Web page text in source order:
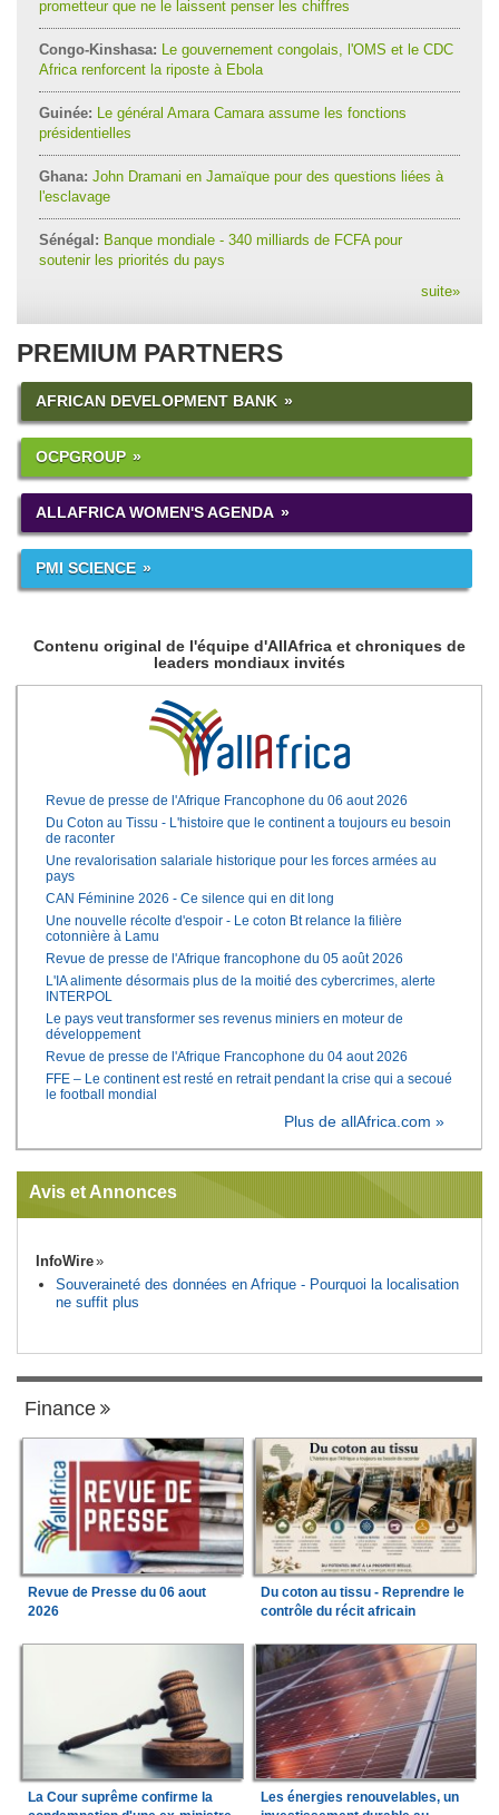
prometteur que ne le laissent penser les chiffres
Congo-Kinshasa: Le gouvernement congolais, l'OMS et le CDC
Africa renforcent la riposte à Ebola
Guinée: Le général Amara Camara assume les fonctions
présidentielles
Ghana: John Dramani en Jamaïque pour des questions liées à
l'esclavage
Sénégal: Banque mondiale - 340 milliards de FCFA pour
soutenir les priorités du pays
suite»
PREMIUM PARTNERS
AFRICAN DEVELOPMENT BANK
OCPGROUP
ALLAFRICA WOMEN'S AGENDA
PMI SCIENCE
Contenu original de l'équipe d'AllAfrica et chroniques de
leaders mondiaux invités
Revue de presse de l'Afrique Francophone du 06 aout 2026
Du Coton au Tissu - L'histoire que le continent a toujours eu besoin
de raconter
Une revalorisation salariale historique pour les forces armées au
pays
CAN Féminine 2026 - Ce silence qui en dit long
Une nouvelle récolte d'espoir - Le coton Bt relance la filière
cotonnière à Lamu
Revue de presse de l'Afrique francophone du 05 août 2026
L'IA alimente désormais plus de la moitié des cybercrimes, alerte
INTERPOL
Le pays veut transformer ses revenus miniers en moteur de
développement
Revue de presse de l'Afrique Francophone du 04 aout 2026
FFE – Le continent est resté en retrait pendant la crise qui a secoué
le football mondial
Plus de allAfrica.com »
Avis et Annonces
InfoWire
Souveraineté des données en Afrique - Pourquoi la localisation
ne suffit plus
Finance
Revue de Presse du 06 aout
2026
Du coton au tissu - Reprendre le
contrôle du récit africain
La Cour suprême confirme la
Les énergies renouvelables, un